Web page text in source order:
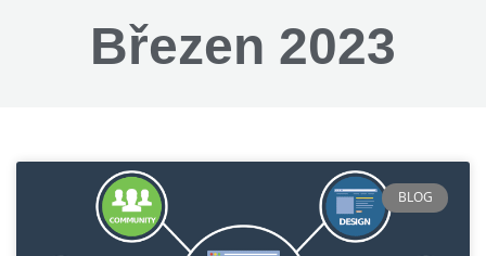
Březen 2023
BLOG